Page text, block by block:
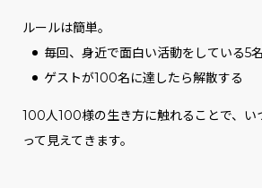
ルールは簡単。
毎回、身近で面白い活動をしている5
ゲストが100名に達したら解散する
100人100様の生き方に触れることで、い
って見えてきます。